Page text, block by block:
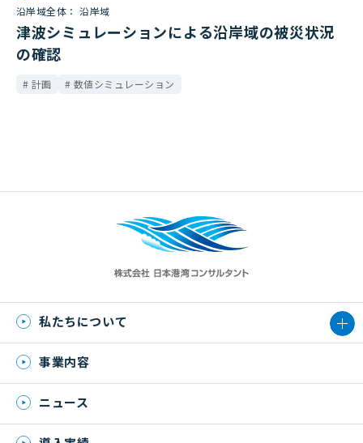
沿岸域全体： 沿岸域
津波シミュレーションによる沿岸域の被災状況
の確認
計画 数値シミュレーション
私たちについて
事業内容
ニュース